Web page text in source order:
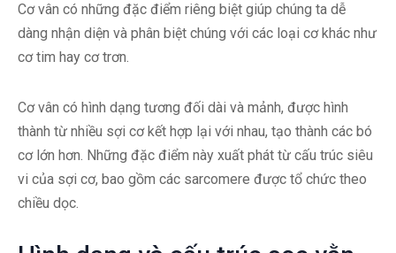
Cơ vân có những đặc điểm riêng biệt giúp chúng ta dễ
dàng nhận diện và phân biệt chúng với các loại cơ khác như
cơ tim hay cơ trơn.
Cơ vân có hình dạng tương đối dài và mảnh, được hình
thành từ nhiều sợi cơ kết hợp lại với nhau, tạo thành các bó
cơ lớn hơn. Những đặc điểm này xuất phát từ cấu trúc siêu
vi của sợi cơ, bao gồm các sarcomere được tổ chức theo
chiều dọc.